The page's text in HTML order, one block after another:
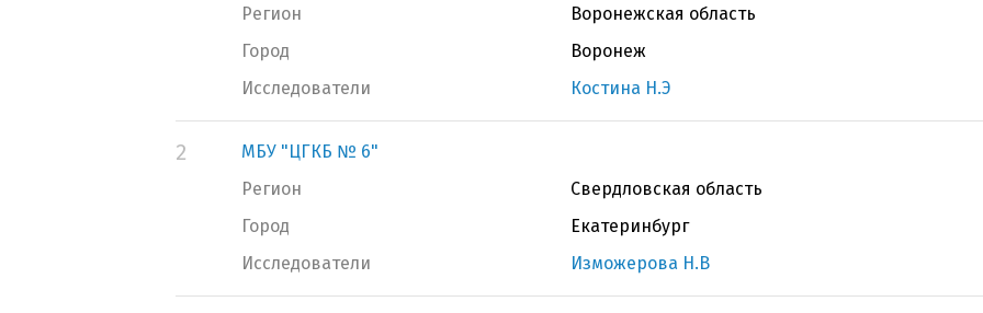
Регион
Воронежская область
Город
Воронеж
Исследователи
Костина Н.Э
2
МБУ "ЦГКБ № 6"
Регион
Свердловская область
Город
Екатеринбург
Исследователи
Изможерова Н.В